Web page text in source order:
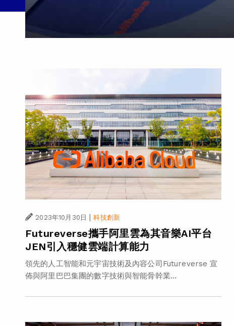
2023年10月30日 | 科技創新
Futureverse攜手阿里雲為其音樂AI平台
JEN引入穩健雲端計算能力
領先的人工智能和元宇宙技術及內容公司Futureverse 宣
佈與阿里巴巴集團的數字技術與智能骨幹業...